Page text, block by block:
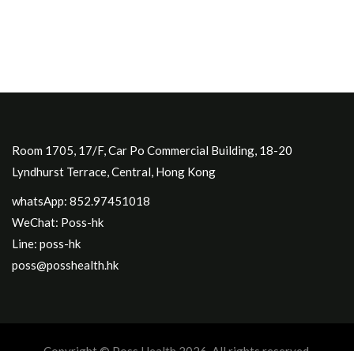
Room 1705, 17/F, Car Po Commercial Building, 18-20
Lyndhurst Terrace, Central, Hong Kong
whatsApp: 852.97451018
WeChat: Poss-hk
Line: poss-hk
poss@posshealth.hk